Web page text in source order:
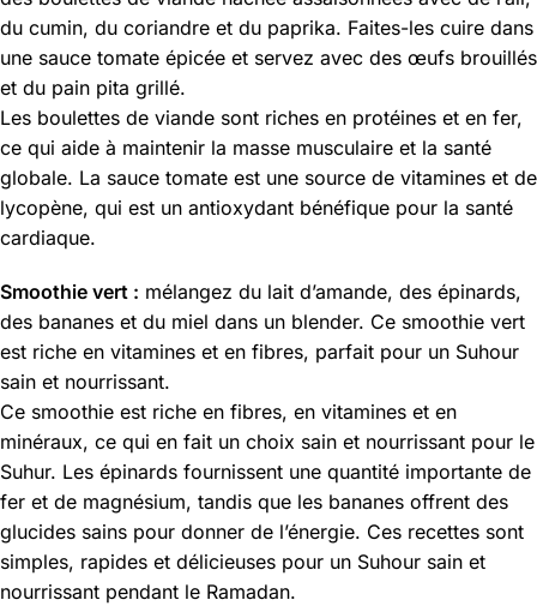
du cumin, du coriandre et du paprika. Faites-les cuire dans
une sauce tomate épicée et servez avec des œufs brouillés
et du pain pita grillé.
Les boulettes de viande sont riches en protéines et en fer,
ce qui aide à maintenir la masse musculaire et la santé
globale. La sauce tomate est une source de vitamines et de
lycopène, qui est un antioxydant bénéfique pour la santé
cardiaque.
Smoothie vert : mélangez du lait d’amande, des épinards,
des bananes et du miel dans un blender. Ce smoothie vert
est riche en vitamines et en fibres, parfait pour un Suhour
sain et nourrissant.
Ce smoothie est riche en fibres, en vitamines et en
minéraux, ce qui en fait un choix sain et nourrissant pour le
Suhur. Les épinards fournissent une quantité importante de
fer et de magnésium, tandis que les bananes offrent des
glucides sains pour donner de l’énergie. Ces recettes sont
simples, rapides et délicieuses pour un Suhour sain et
nourrissant pendant le Ramadan.